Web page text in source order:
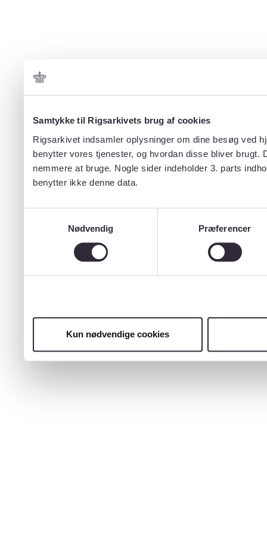
Samtykke til Rigsarkivets brug af cookies
Rigsarkivet indsamler oplysninger om dine besøg ved
benytter vores tjenester, og hvordan disse bliver
nemmere at bruge. Nogle sider indeholder 3. parts
benytter ikke denne data.
Nødvendig
Præferencer
Kun nødvendige cookies